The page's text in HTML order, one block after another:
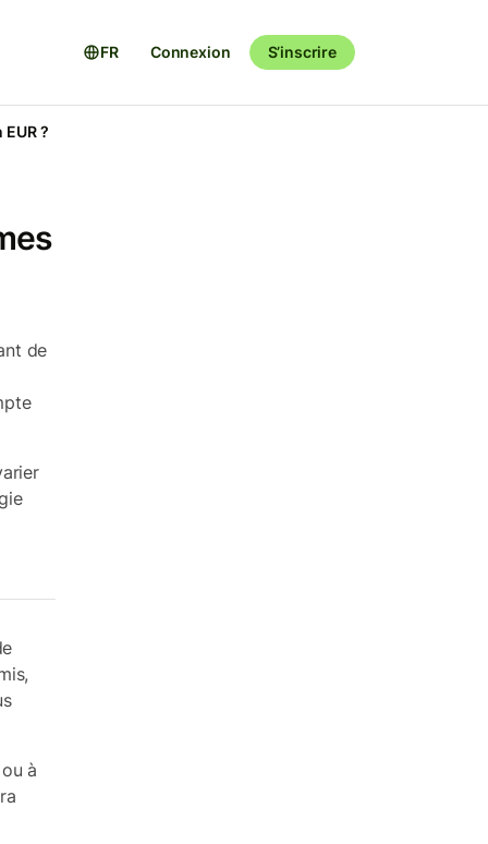
FR Connexion S’inscrire
?
de
à